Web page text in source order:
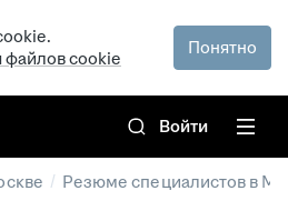
файлов cookie
Понятно
Войти
/ Резюме специалистов в